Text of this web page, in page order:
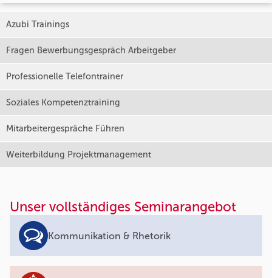
Azubi Trainings
Fragen Bewerbungsgespräch Arbeitgeber
Professionelle Telefontrainer
Soziales Kompetenztraining
Mitarbeitergespräche Führen
Weiterbildung Projektmanagement
Unser vollständiges Seminarangebot
Kommunikation & Rhetorik